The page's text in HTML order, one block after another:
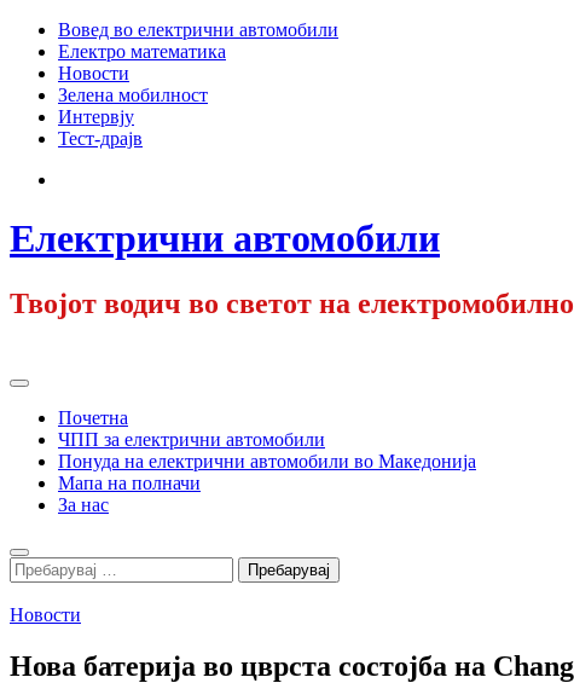
Skip
content
Вовед во електрични автомобили
Електро математика
Новости
Зелена мобилност
Интервју
Тест-драјв
Електрични автомобили
Твојот водич во светот на
Primary
Почетна
ЧПП за електрични автомобили
Понуда на електрични автомобили во Македонија
Мапа на полначи
За нас
Search
Пребарувај
за:
Новости
Нова батерија во цврста состојба на